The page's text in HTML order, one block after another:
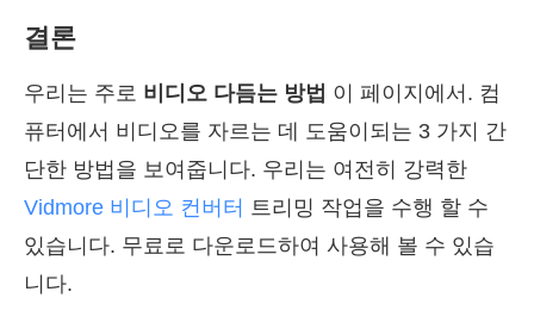
결론
우리는 주로 비디오 다듬는 방법 이 페이지에서. 컴
퓨터에서 비디오를 자르는 데 도움이되는 3 가지 간
단한 방법을 보여줍니다. 우리는 여전히 강력한
Vidmore 비디오 컨버터 트리밍 작업을 수행 할 수
있습니다. 무료로 다운로드하여 사용해 볼 수 있습
니다.